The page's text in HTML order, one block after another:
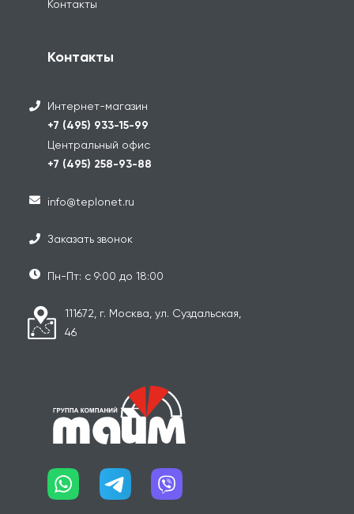
Контакты
Контакты
Интернет-магазин
+7 (495) 933-15-99
Центральный офис
+7 (495) 258-93-88
info@teplonet.ru
Заказать звонок
Пн-Пт: с 9:00 до 18:00
111672, г. Москва, ул. Суздальская,
46